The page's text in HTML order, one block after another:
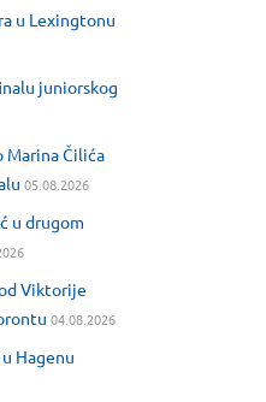
u Lexingtonu
juniorskog
Marina Čilića
05.08.2026
u drugom
Viktorije
04.08.2026
Hagenu